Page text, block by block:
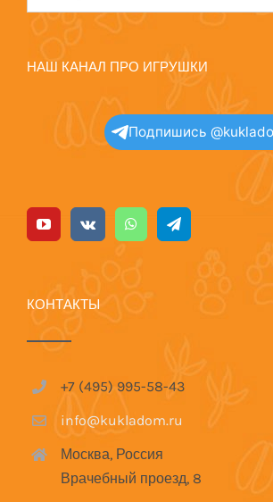
поиска:
НАШ КАНАЛ ПРО ИГРУШКИ
Подпишись
КОНТАКТЫ
+7 (495) 995-58-43
info@kukladom.ru
Москва, Россия
Врачебный проезд, 8